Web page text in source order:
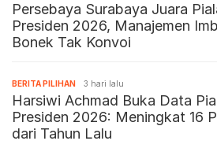
Persebaya Surabaya Juara
Presiden 2026, Manajemen
Bonek Tak Konvoi
BERITA PILIHAN 3 hari lalu
Harsiwi Achmad Buka Data
Presiden 2026: Meningkat 16
dari Tahun Lalu